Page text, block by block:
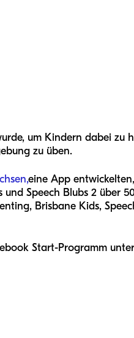
um Kindern dabei zu
zu üben.
eine App
Speech Blubs 2 über
Brisbane Kids,
Start-Programm